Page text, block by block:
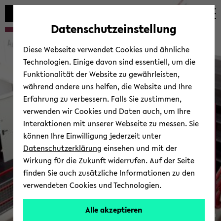
Automatische
vermeiden
skip
main
skip
main
skip
footer
Ab­tei­lung Psy­cho­lo­gie
© Uni­ver­si­tät Bie­le­feld
Datenschutzeinstellung
Diese Webseite verwendet Cookies und ähnliche
Technologien. Einige davon sind essentiell, um die
Funktionalität der Website zu gewährleisten,
während andere uns helfen, die Website und Ihre
Erfahrung zu verbessern. Falls Sie zustimmen,
verwenden wir Cookies und Daten auch, um Ihre
Interaktionen mit unserer Webseite zu messen. Sie
können Ihre Einwilligung jederzeit unter
Datenschutzerklärung einsehen und mit der
Wirkung für die Zukunft widerrufen. Auf der Seite
finden Sie auch zusätzliche Informationen zu den
verwendeten Cookies und Technologien.
Alle akzeptieren